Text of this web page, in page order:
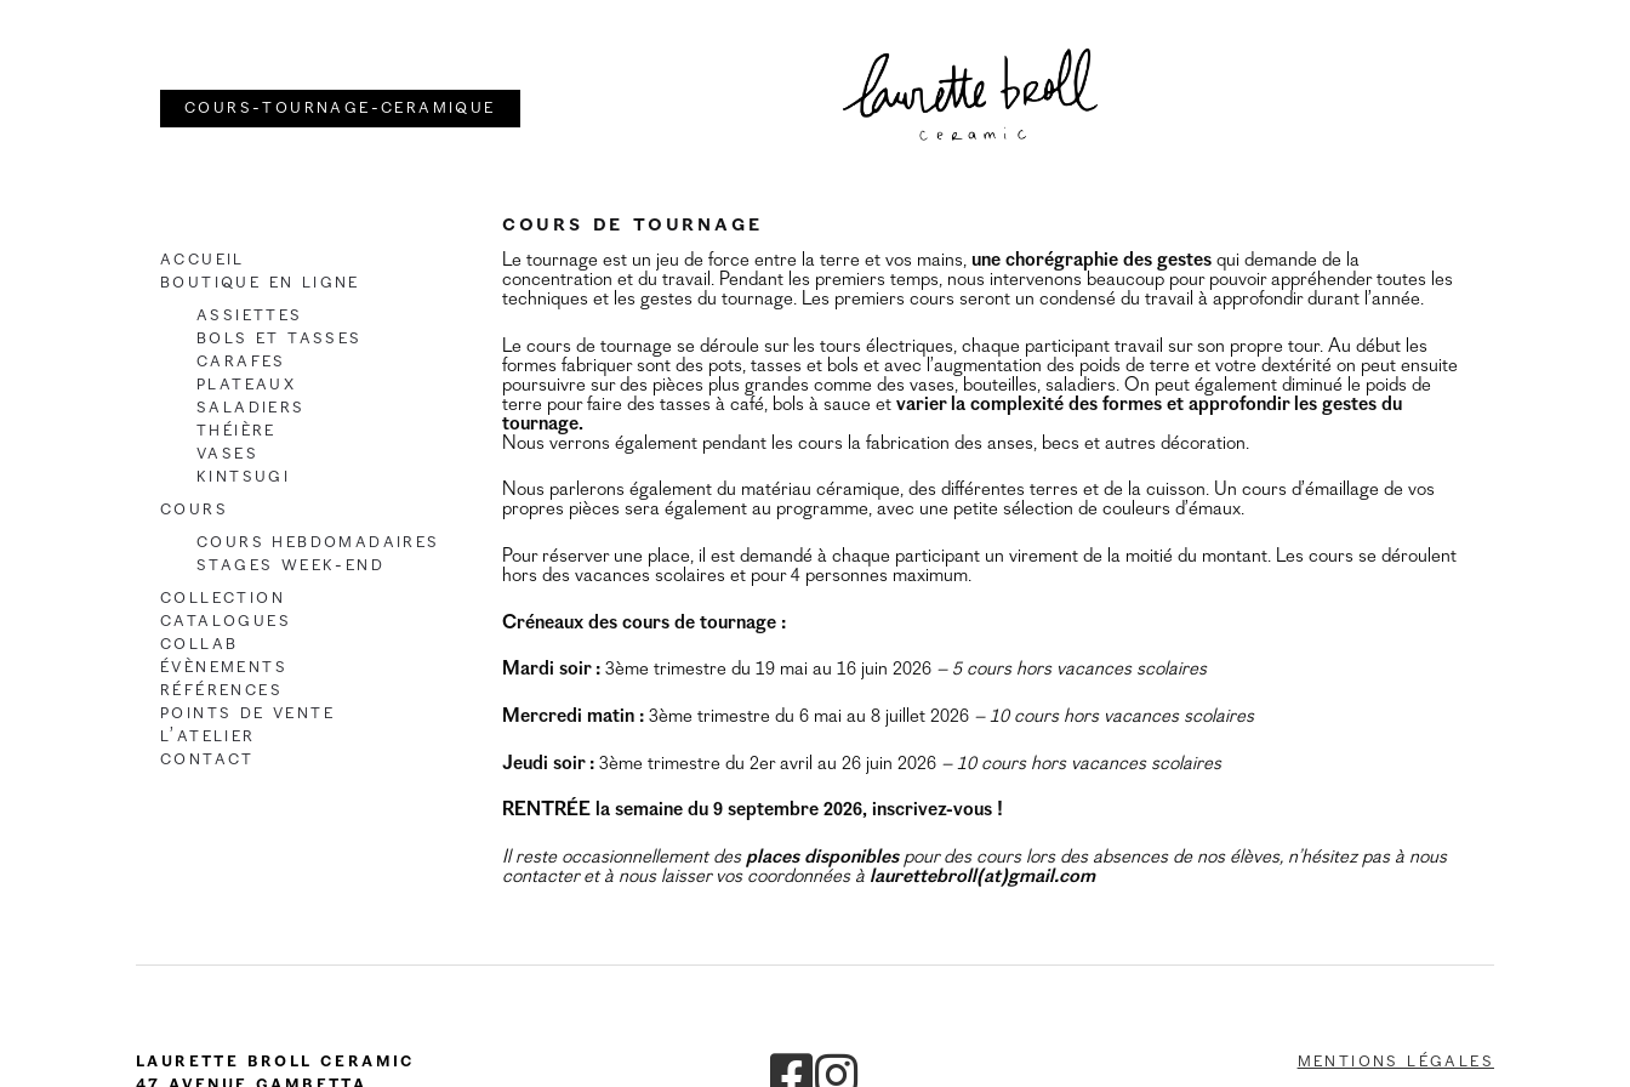
cours-tournage-ceramique
COURS DE TOURNAGE
Le tournage est un jeu de force entre la terre et vos mains, une chorégraphie des gestes qui demande de la
concentration et du travail. Pendant les premiers temps, nous intervenons beaucoup pour pouvoir appréhender toutes les
techniques et les gestes du tournage. Les premiers cours seront un condensé du travail à approfondir durant l’année.
Le cours de tournage se déroule sur les tours électriques, chaque participant travail sur son propre tour. Au début les
formes fabriquer sont des pots, tasses et bols et avec l’augmentation des poids de terre et votre dextérité on peut ensuite
poursuivre sur des pièces plus grandes comme des vases, bouteilles, saladiers. On peut également diminué le poids de
terre pour faire des tasses à café, bols à sauce et varier la complexité des formes et approfondir les gestes du
tournage.
Nous verrons également pendant les cours la fabrication des anses, becs et autres décoration.
Nous parlerons également du matériau céramique, des différentes terres et de la cuisson. Un cours d’émaillage de vos
propres pièces sera également au programme, avec une petite sélection de couleurs d’émaux.
Pour réserver une place, il est demandé à chaque participant un virement de la moitié du montant. Les cours se déroulent
hors des vacances scolaires et pour 4 personnes maximum.
Créneaux des cours de tournage :
Mardi soir : 3ème trimestre du 19 mai au 16 juin 2026 – 5 cours hors vacances scolaires
Mercredi matin : 3ème trimestre du 6 mai au 8 juillet 2026 – 10 cours hors vacances scolaires
Jeudi soir : 3ème trimestre du 2er avril au 26 juin 2026 – 10 cours hors vacances scolaires
RENTRÉE la semaine du 9 septembre 2026, inscrivez-vous !
Il reste occasionnellement desplaces disponiblespour des cours lors des absences de nos élèves, n’hésitez pas à nous
contacter et à nous laisser vos coordonnées à laurettebroll(at)gmail.com
Accueil
Boutique en ligne
Assiettes
Bols et Tasses
Carafes
Plateaux
Saladiers
Théière
Vases
Kintsugi
Cours
Cours hebdomadaires
Stages Week-end
Collection
Catalogues
Collab
Évènements
Références
Points de vente
L’atelier
Contact
Laurette Broll Ceramic
Mentions légales